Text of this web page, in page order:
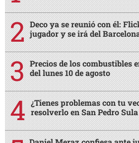
Deco ya se reunió con él:
jugador y se irá del
Precios de los combustibles
del lunes 10 de agosto
¿Tienes problemas con tu
resolverlo en San Pedro Sula